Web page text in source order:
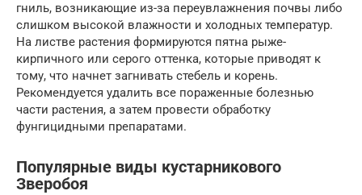
гниль, возникающие из-за переувлажнения почвы либо
слишком высокой влажности и холодных температур.
На листве растения формируются пятна рыже-
кирпичного или серого оттенка, которые приводят к
тому, что начнет загнивать стебель и корень.
Рекомендуется удалить все пораженные болезнью
части растения, а затем провести обработку
фунгицидными препаратами.
Популярные виды кустарникового
Зверобоя